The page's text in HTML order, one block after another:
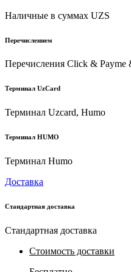
Наличные в суммах UZS
Перечислением
Перечисления Click & Payme
Терминал UzCard
Терминал Uzcard, Humo
Терминал HUMO
Терминал Humo
Доставка
Стандартная доставка
Стандартная доставка
Стоимость доставки